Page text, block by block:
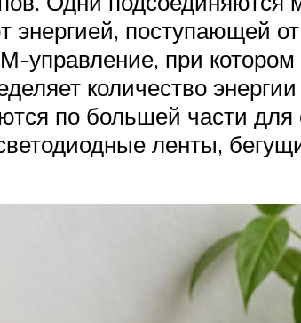
энергией, поступающей
управление, при котором
количество
по большей части
ленты,